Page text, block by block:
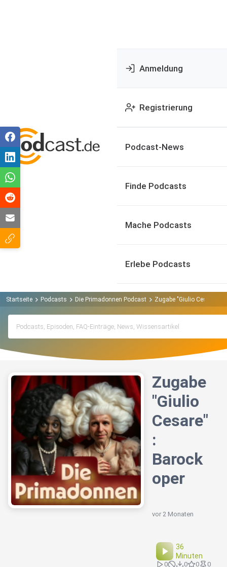
Anmeldung
Registrierung
Podcast-News
Finde Podcasts
Mache Podcasts
Erlebe Podcasts
Startseite Podcasts Die Primadonnen Podcast Zugabe "Giulio Cesare":
Zugabe
"Giulio
Cesare"
:
Barock
oper
vor 2 Monaten
36
Minuten
0 0 0
0